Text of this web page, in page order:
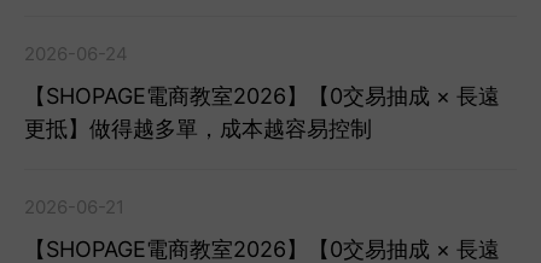
2026-06-24
【SHOPAGE電商教室2026】【0交易抽成 × 長遠
更抵】做得越多單，成本越容易控制
2026-06-21
【SHOPAGE電商教室2026】【0交易抽成 × 長遠